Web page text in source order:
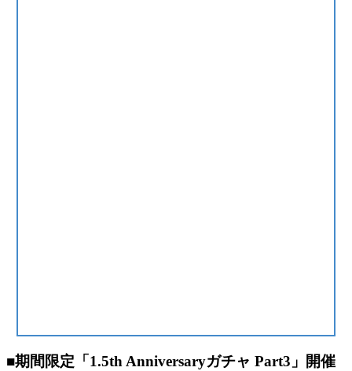
■期間限定「1.5th Anniversaryガチャ Part3」開催